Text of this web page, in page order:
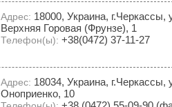
Адрес: 18000, Украина, г.Черкассы,
Верхняя Горовая (Фрунзе), 1
Телефон(ы): +38(0472) 37-11-27
Адрес: 18034, Украина, г.Черкассы,
Оноприенко, 10